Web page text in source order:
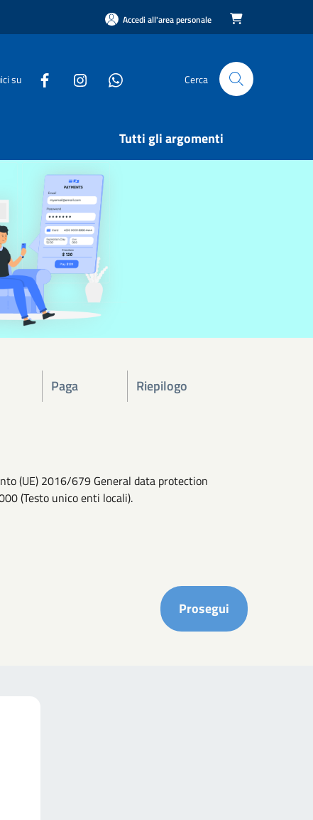
Accedi all'area personale 
su Cerca
Tutti gli argomenti
Paga Riepilogo
(UE) 2016/679 General data protection
(Testo unico enti locali).
Prosegui